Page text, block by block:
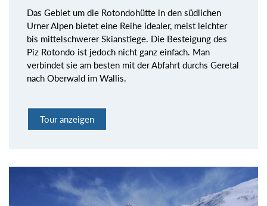
Das Gebiet um die Rotondohütte in den südlichen
Urner Alpen bietet eine Reihe idealer, meist leichter
bis mittelschwerer Skianstiege. Die Besteigung des
Piz Rotondo ist jedoch nicht ganz einfach. Man
verbindet sie am besten mit der Abfahrt durchs Geretal
nach Oberwald im Wallis.
Tour anzeigen